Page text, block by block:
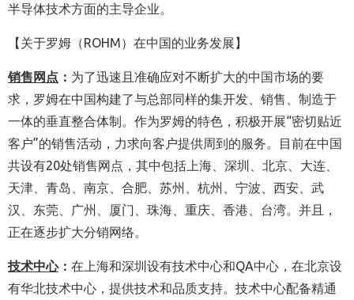
半导体技术方面的主导企业。
【关于罗姆（ROHM）在中国的业务发展】
销售网点 ： 为了迅速且准确应对不断扩大的中国市场的要
求，罗姆在中国构建了与总部同样的集开发、销售、制造于
一体的垂直整合体制。作为罗姆的特色，积极开展“密切贴近
客户”的销售活动，力求向客户提供周到的服务。目前在中国
共设有20处销售网点，其中包括上海、深圳、北京、大连、
天津、青岛、南京、合肥、苏州、杭州、宁波、西安、武
汉、东莞、广州、厦门、珠海、重庆、香港、台湾。并且，
正在逐步扩大分销网络。
技术中心： 在上海和深圳设有技术中心和QA中心，在北京设
有华北技术中心，提供技术和品质支持。技术中心配备精通